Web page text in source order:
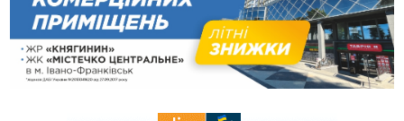
16:20
У Франківську дружина загиблого воїна створила
організацію «КОД 7'Я», аби підтримувати військових та їхні
сім'ї
15:57
У Коломиї на одній з вулиць встановлять комплекс
Війна забрала життя трьох воїнів з Прикарпаття